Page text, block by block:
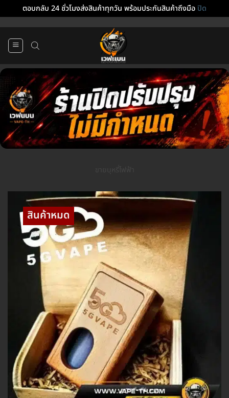
ตอบกลับ 24 ชั่วโมงส่งสินค้าทุกวัน พร้อมประกันสินค้าถึงมือปิด